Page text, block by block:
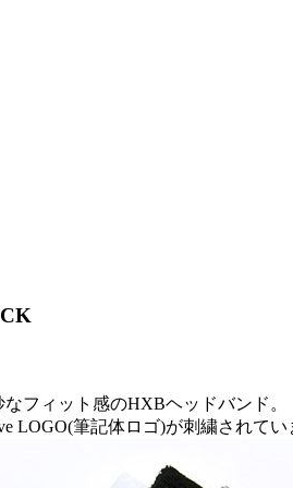
フィット感のHXBヘッドバンド。
LOGO(筆記体ロゴ)が刺繍されてい